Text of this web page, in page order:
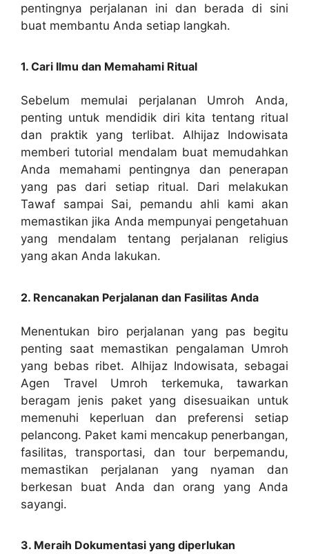
pentingnya perjalanan ini dan berada di sini
buat membantu Anda setiap langkah.
1. Cari Ilmu dan Memahami Ritual
Sebelum memulai perjalanan Umroh Anda,
penting untuk mendidik diri kita tentang ritual
dan praktik yang terlibat. Alhijaz Indowisata
memberi tutorial mendalam buat memudahkan
Anda memahami pentingnya dan penerapan
yang pas dari setiap ritual. Dari melakukan
Tawaf sampai Sai, pemandu ahli kami akan
memastikan jika Anda mempunyai pengetahuan
yang mendalam tentang perjalanan religius
yang akan Anda lakukan.
2. Rencanakan Perjalanan dan Fasilitas Anda
Menentukan biro perjalanan yang pas begitu
penting saat memastikan pengalaman Umroh
yang bebas ribet. Alhijaz Indowisata, sebagai
Agen Travel Umroh terkemuka, tawarkan
beragam jenis paket yang disesuaikan untuk
memenuhi keperluan dan preferensi setiap
pelancong. Paket kami mencakup penerbangan,
fasilitas, transportasi, dan tour berpemandu,
memastikan perjalanan yang nyaman dan
berkesan buat Anda dan orang yang Anda
sayangi.
3. Meraih Dokumentasi yang diperlukan